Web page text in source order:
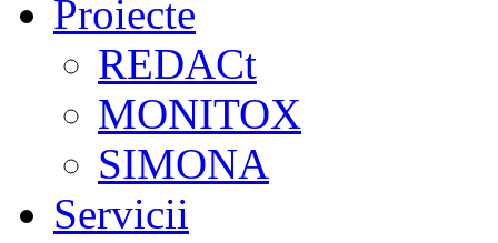
Proiecte
REDACt
MONITOX
SIMONA
Servicii